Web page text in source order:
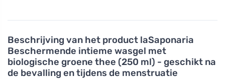
Beschrijving van het product laSaponaria
Beschermende intieme wasgel met
biologische groene thee (250 ml) - geschikt na
de bevalling en tijdens de menstruatie